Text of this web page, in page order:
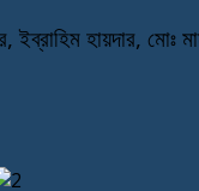
হায়দার, মোঃ